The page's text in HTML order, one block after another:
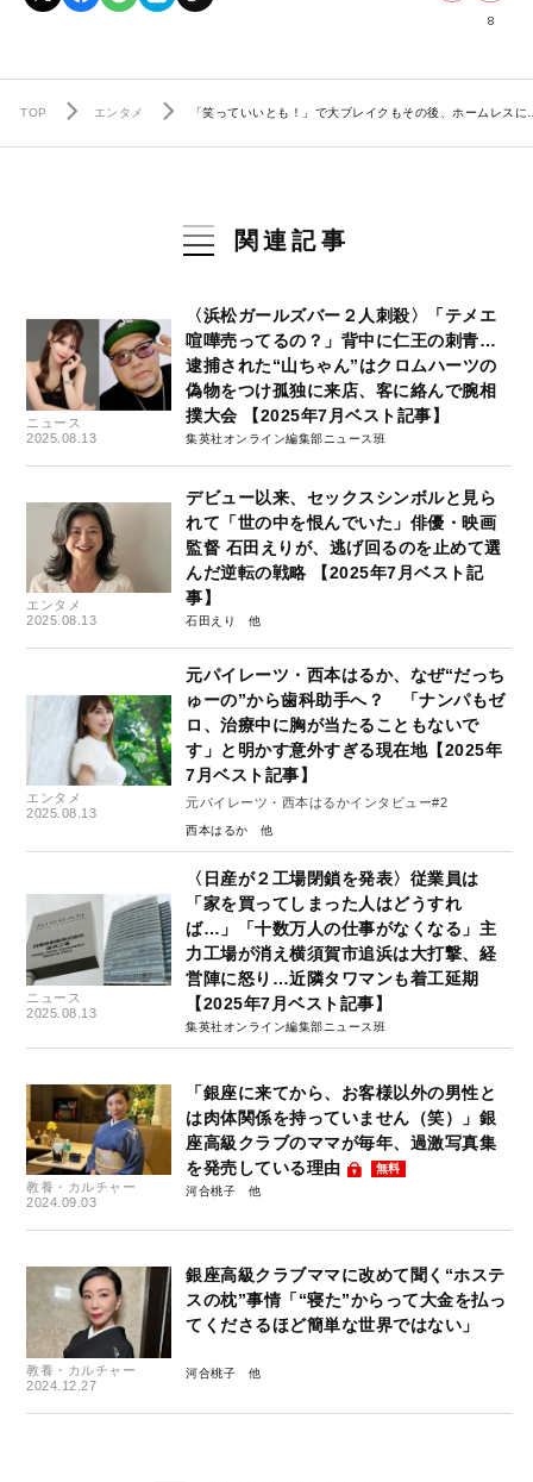
8
TOP エンタメ 「笑っていいとも！」で大ブレイクもその後、ホームレス
関連記事
ニュース
2025.08.13
〈浜松ガールズバー２人刺殺〉「テメエ
喧嘩売ってるの？」背中に仁王の刺青…
逮捕された“山ちゃん”はクロムハーツの
偽物をつけ孤独に来店、客に絡んで腕相
撲大会 【2025年7月ベスト記事】
集英社オンライン編集部ニュース班
エンタメ
2025.08.13
デビュー以来、セックスシンボルと見ら
れて「世の中を恨んでいた」俳優・映画
監督 石田えりが、逃げ回るのを止めて選
んだ逆転の戦略 【2025年7月ベスト記
事】
石田えり
エンタメ
2025.08.13
元パイレーツ・西本はるか、なぜ“だっち
ゅーの”から歯科助手へ？ 「ナンパもゼ
ロ、治療中に胸が当たることもないで
す」と明かす意外すぎる現在地【2025年
7月ベスト記事】
元パイレーツ・西本はるかインタビュー#2
西本はるか
ニュース
2025.08.13
〈日産が２工場閉鎖を発表〉従業員は
「家を買ってしまった人はどうすれ
ば…」「十数万人の仕事がなくなる」主
力工場が消え横須賀市追浜は大打撃、経
営陣に怒り…近隣タワマンも着工延期
【2025年7月ベスト記事】
集英社オンライン編集部ニュース班
教養・カルチャー
2024.09.03
「銀座に来てから、お客様以外の男性と
は肉体関係を持っていません（笑）」銀
座高級クラブのママが毎年、過激写真集
を発売している理由
無料
河合桃子
教養・カルチャー
2024.12.27
銀座高級クラブママに改めて聞く“ホステ
スの枕”事情「“寝た”からって大金を払っ
てくださるほど簡単な世界ではない」
河合桃子